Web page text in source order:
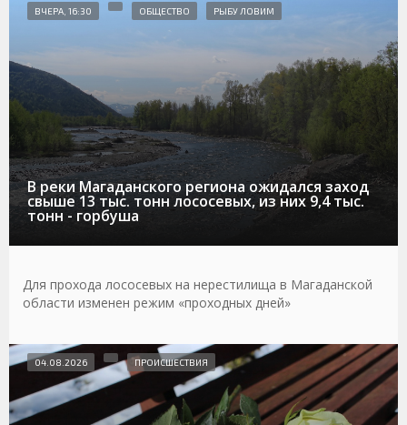
В реки Магаданского региона ожидался заход
свыше 13 тыс. тонн лососевых, из них 9,4 тыс.
тонн - горбуша
ВЧЕРА, 16:30 ОБЩЕСТВО РЫБУ ЛОВИМ
Для прохода лососевых на нерестилища в Магаданской
области изменен режим «проходных дней»
04.08.2026 ПРОИСШЕСТВИЯ